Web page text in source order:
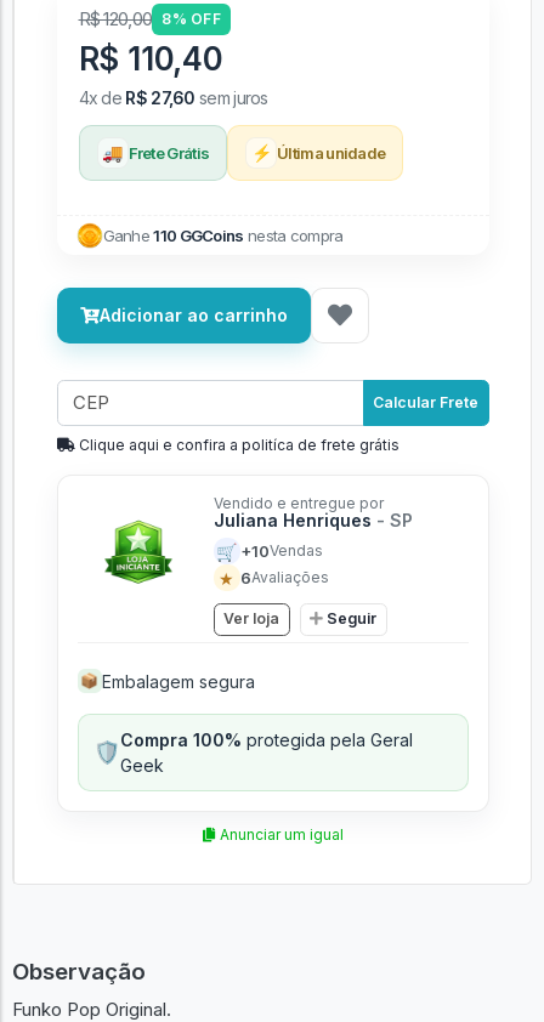
R$ 120,00 8% OFF
R$ 110,40
4x de R$ 27,60 sem juros
🚚 Frete Grátis ⚡ Última unidade
Ganhe110 GGCoins nesta compra
Adicionar ao carrinho
Calcular Frete
Clique aqui e confira a politíca de frete grátis
Vendido e entregue por
Juliana Henriques - SP
🛒 +10Vendas
★ 6Avaliações
Ver loja Seguir
📦 Embalagem segura
🛡️Compra 100% protegida pela Geral
Geek
Anunciar um igual
Observação
Funko Pop Original.